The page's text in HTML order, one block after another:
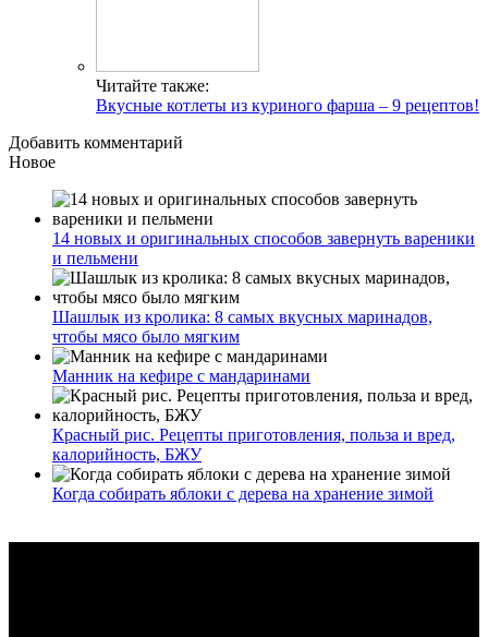
Читайте также:
Вкусные котлеты из куриного фарша – 9 рецептов!
Добавить комментарий
Новое
14 новых и оригинальных способов завернуть вареники
и пельмени
Шашлык из кролика: 8 самых вкусных маринадов,
чтобы мясо было мягким
Манник на кефире с мандаринами
Красный рис. Рецепты приготовления, польза и вред,
калорийность, БЖУ
Когда собирать яблоки с дерева на хранение зимой